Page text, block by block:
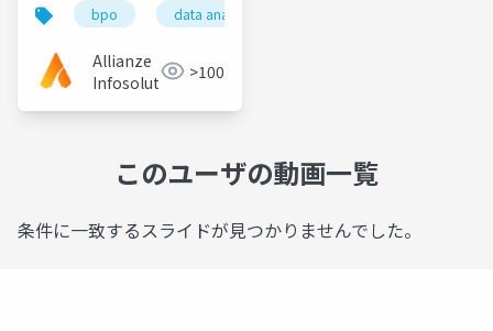
Them
bpo data analysis
Allianze
Infosolution >100
このユーザの動画一覧
条件に一致するスライドが見つかりませんでした。